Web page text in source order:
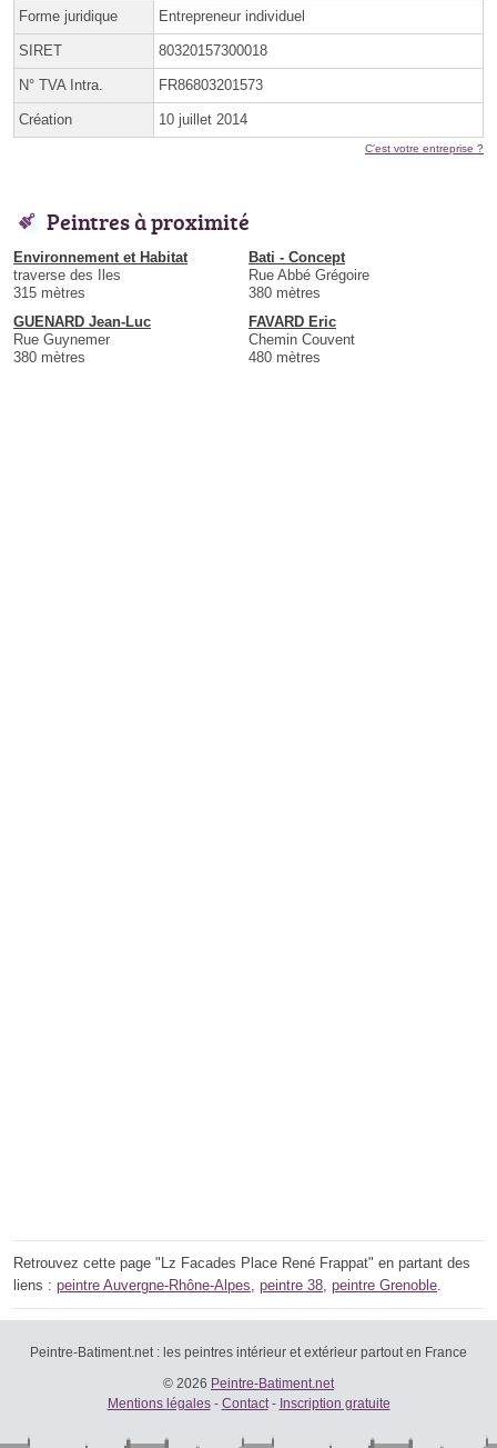
Forme juridique Entrepreneur individuel
SIRET 80320157300018
N° TVA Intra. FR86803201573
Création 10 juillet 2014
C'est votre entreprise ?
Peintres à proximité
Environnement et Habitat
traverse des Iles
315 mètres
Bati - Concept
Rue Abbé Grégoire
380 mètres
GUENARD Jean-Luc
Rue Guynemer
380 mètres
FAVARD Eric
Chemin Couvent
480 mètres
Retrouvez cette page "Lz Facades Place René Frappat" en partant des
liens : peintre Auvergne-Rhône-Alpes peintre 38 peintre Grenoble
Peintre-Batiment.net : les peintres intérieur et extérieur partout en France
© 2026 Peintre-Batiment.net
Mentions légales- Contact- Inscription gratuite